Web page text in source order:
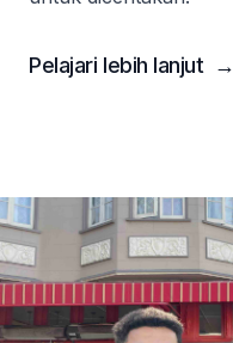
Pelajari lebih lanjut →